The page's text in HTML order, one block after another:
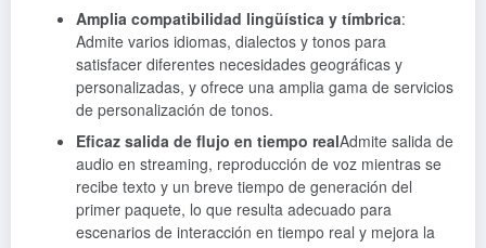
Amplia compatibilidad lingüística y tímbrica:
Admite varios idiomas, dialectos y tonos para
satisfacer diferentes necesidades geográficas y
personalizadas, y ofrece una amplia gama de servicios
de personalización de tonos.
Eficaz salida de flujo en tiempo realAdmite salida de
audio en streaming, reproducción de voz mientras se
recibe texto y un breve tiempo de generación del
primer paquete, lo que resulta adecuado para
escenarios de interacción en tiempo real y mejora la